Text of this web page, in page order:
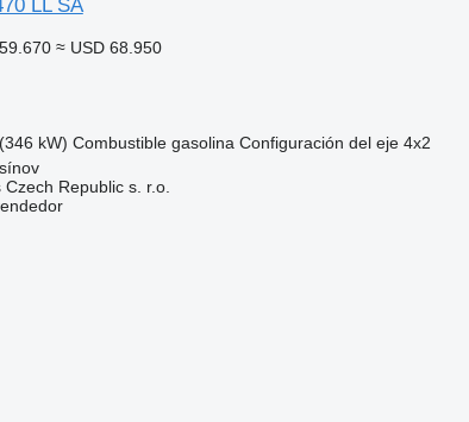
LL SA
≈ USD 68.950
kW) Combustible gasolina Configuración del eje 4x2
Republic s. r.o.